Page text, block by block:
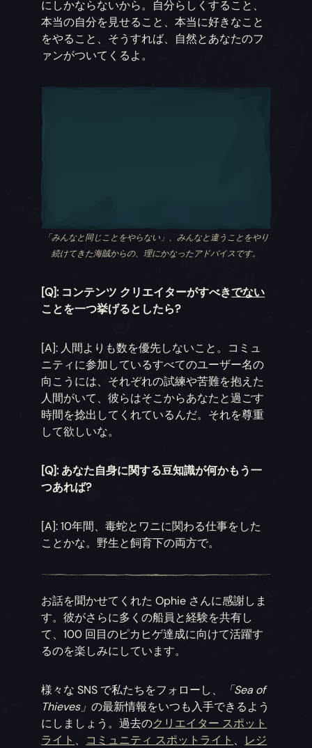
にしかならないから。自分らしくすること、
本当の自分を見せること、本当に好きなこと
をやること、そうすれば、自然とあなたのフ
ァンがついてくるよ。
「みんなと同じことをやらない」、みんなと違うことをやり
続けてきた海賊からの、理にかなったアドバイスです。
[Q]: コンテンツ クリエイターがすべきでない
ことを一つ挙げるとしたら?
[A]: 人間よりも数を優先しないこと。コミュ
ニティに参加しているすべてのユーザー名の
向こうには、それぞれの試練や苦難を抱えた
人間がいて、彼らはそこからあなたと過ごす
時間を捻出してくれているんだ。それを尊重
して欲しいな。
[Q]: あなた自身に関する豆知識が何かもう一
つあれば?
[A]: 10年間、毒蛇とワニに関わる仕事をした
ことかな。野生と飼育下の両方で。
お話を聞かせてくれた Ophie さんに感謝しま
す。彼がさらに多くの船員と経験を共有し
て、100 回目のピカヒゲ達成に向けて活躍す
るのを楽しみにしています。
様々な SNS で私たちをフォローし、
「Sea of
Thieves」の最新情報をいつも入手できるよう
にしましょう。過去のクリエイター スポット
ライト 、 コミュニティ スポットライト 、 レジ